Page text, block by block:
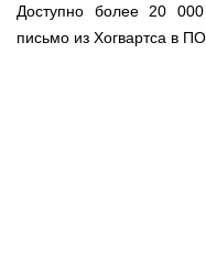
Доступно более 20
письмо из Хогвартса в